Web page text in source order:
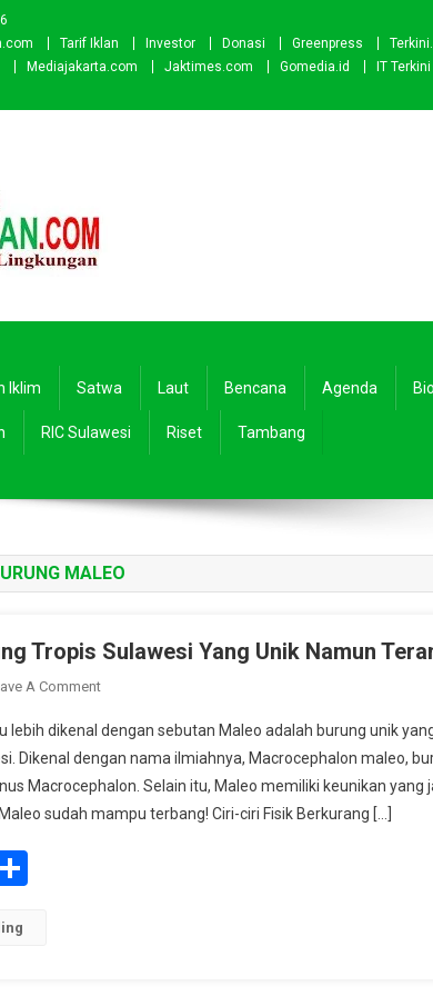
Tarif Iklan Investor Donasi Greenpress
Mediajakarta.com Jaktimes.com Gomedia.id IT Terkini
Iklim Satwa Laut Bencana Agenda
RIC Sulawesi Riset Tambang
MALEO
Tropis Sulawesi Yang Unik Namun
A CommentOn
Si
Burung
Tropis
Sulawesi
lebih dikenal dengan sebutan Maleo adalah burung unik
Dikenal dengan nama ilmiahnya, Macrocephalon maleo,
Macrocephalon. Selain itu, Maleo memiliki keunikan yang
sudah mampu terbang! Ciri-ciri Fisik Berkurang […]